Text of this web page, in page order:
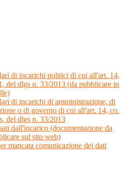
di incarichi politici di cui all'art. 14,
del dlgs n. 33/2013 (da pubblicare in
di incarichi di amministrazione, di
o di governo di cui all'art. 14, co.
del dlgs n. 33/2013
dall'incarico (documentazione da
sul sito web)
mancata comunicazione dei dati